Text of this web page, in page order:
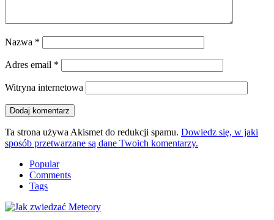
Nazwa *
Adres email *
Witryna internetowa
Ta strona używa Akismet do redukcji spamu. Dowiedz się, w jaki
sposób przetwarzane są dane Twoich komentarzy.
Popular
Comments
Tags